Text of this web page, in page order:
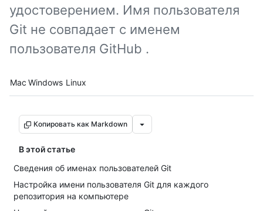
удостоверением. Имя пользователя
Git не совпадает с именем
пользователя GitHub .
Platform navigation
Mac Windows Linux
Копировать как Markdown
В этой статье
Сведения об именах пользователей Git
Настройка имени пользователя Git для каждого
репозитория на компьютере